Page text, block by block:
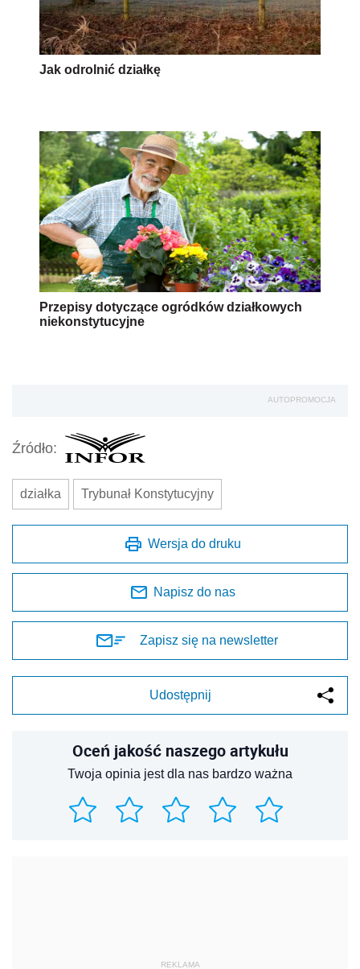
Jak odrolnić działkę
Przepisy dotyczące ogródków działkowych
niekonstytucyjne
AUTOPROMOCJA
Źródło:
działka Trybunał Konstytucyjny
Wersja do druku
Napisz do nas
Zapisz się na newsletter
Udostępnij
Oceń jakość naszego artykułu
Twoja opinia jest dla nas bardzo ważna
REKLAMA